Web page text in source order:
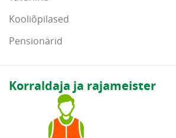
Kooliõpilased
Pensionärid
Korraldaja ja rajameister